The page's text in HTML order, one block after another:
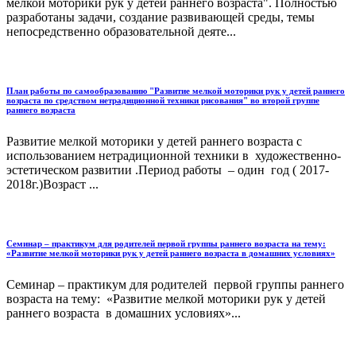
разработаны задачи, создание развивающей среды, темы
непосредственно образовательной деяте...
План работы по самообразованию "Развитие мелкой моторики рук у детей раннего
возраста по средством нетрадиционной техники рисования" во второй группе
раннего возраста
Развитие мелкой моторики у детей раннего возраста с
использованием нетрадиционной техники в художественно-
эстетическом развитии .Период работы – один год ( 2017-
2018г.)Возраст ...
Семинар – практикум для родителей первой группы раннего возраста на тему:
«Развитие мелкой моторики рук у детей раннего возраста в домашних условиях»
Семинар – практикум для родителей первой группы раннего
возраста на тему: «Развитие мелкой моторики рук у детей
раннего возраста в домашних условиях»...